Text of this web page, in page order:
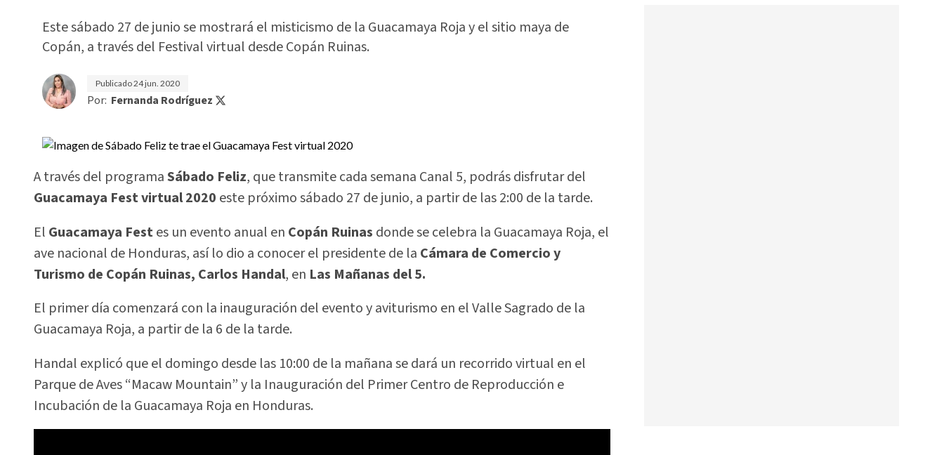
Este sábado 27 de junio se mostrará el misticismo de la Guacamaya Roja y el sitio maya de
Copán, a través del Festival virtual desde Copán Ruinas.
Publicado24 jun. 2020
Por: Fernanda Rodríguez
A través del programaSábado Feliz, que transmite cada semana Canal 5, podrás disfrutar del
Guacamaya Festvirtual 2020 este próximo sábado 27 de junio, a partir de las 2:00 de la tarde.
El Guacamaya Festes un evento anual en Copán Ruinas donde se celebra la Guacamaya Roja, el
ave nacional de Honduras, así lo dio a conocer el presidente de la Cámara de Comercio y
Turismo de Copán Ruinas, Carlos Handal, en Las Mañanas del 5.
El primer día comenzará con la inauguración del evento y aviturismo en el Valle Sagrado de la
Guacamaya Roja, a partir de la 6 de la tarde.
Handal explicó que el domingo desde las 10:00 de la mañana se dará un recorrido virtual en el
Parque de Aves “Macaw Mountain” y la Inauguración del Primer Centro de Reproducción e
Incubación de la Guacamaya Roja en Honduras.